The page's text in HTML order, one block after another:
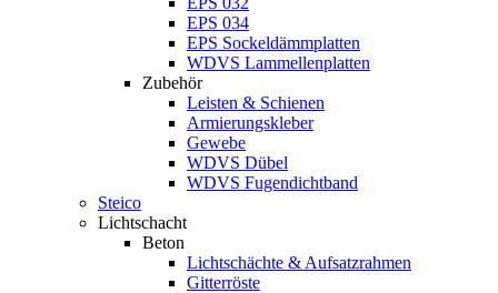
EPS 034
EPS Sockeldämmplatten
WDVS Lammellenplatten
Zubehör
Leisten & Schienen
Armierungskleber
Gewebe
WDVS Dübel
WDVS Fugendichtband
Steico
Lichtschacht
Beton
Lichtschächte & Aufsatzrahmen
Gitterröste